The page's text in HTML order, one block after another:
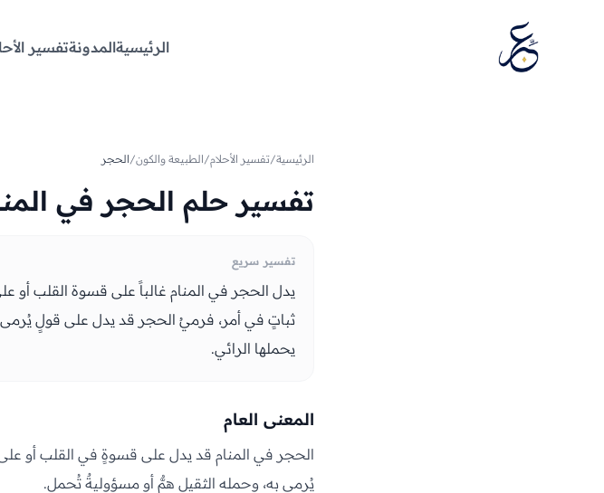
الرئيسيةالمدونةتفسير
الرئيسية/تفسير الأحلام/الطبيعة والكون/الحجر
تفسير حلم الحجر في
تفسير سريع
يدل الحجر في المنام غالباً على قسوة القلب
ثباتٍ في أمر، فرميُ الحجر قد يدل على قولٍ
يحملها الرائي.
المعنى العام
الحجر في المنام قد يدل على قسوةٍ في القلب أو
يُرمى به، وحمله الثقيل همٌّ أو مسؤوليةٌ تُحمل.